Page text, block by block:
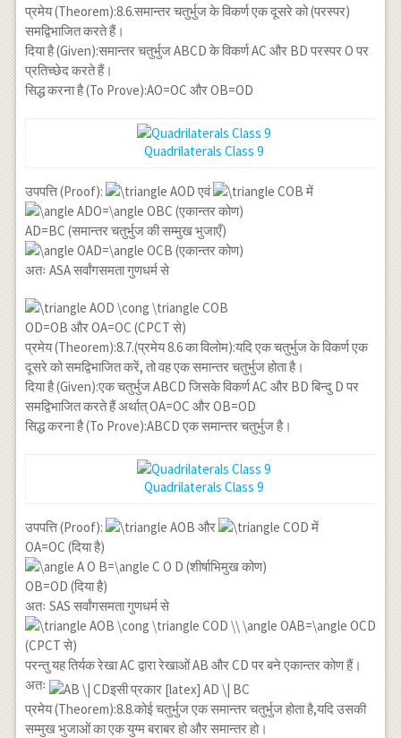
प्रमेय (Theorem):8.6.समान्तर चतुर्भुज के विकर्ण एक दूसरे को (परस्पर)
समद्विभाजित करते हैं।
दिया है (Given):समान्तर चतुर्भुज ABCD के विकर्ण AC और BD परस्पर O पर
प्रतिच्छेद करते हैं।
सिद्ध करना है (To Prove):AO=OC और OB=OD
Quadrilaterals Class 9
उपपत्ति (Proof): एवं
में
(एकान्तर कोण)
AD=BC (समान्तर चतुर्भुज की सम्मुख भुजाएँ)
(एकान्तर कोण)
अतः ASA सर्वांगसमता गुणधर्म से
OD=OB और OA=OC (CPCT से)
प्रमेय (Theorem):8.7.(प्रमेय 8.6 का विलोम):यदि एक चतुर्भुज के विकर्ण एक
दूसरे को समद्विभाजित करें, तो वह एक समान्तर चतुर्भुज होता है।
दिया है (Given):एक चतुर्भुज ABCD जिसके विकर्ण AC और BD बिन्दु D पर
समद्विभाजित करते हैं अर्थात् OA=OC और OB=OD
सिद्ध करना है (To Prove):ABCD एक समान्तर चतुर्भुज है।
Quadrilaterals Class 9
उपपत्ति (Proof): और
में
OA=OC (दिया है)
(शीर्षाभिमुख कोण)
OB=OD (दिया है)
अतः SAS सर्वांगसमता गुणधर्म से
(CPCT से)
परन्तु यह तिर्यक रेखा AC द्वारा रेखाओं AB और CD पर बने एकान्तर कोण हैं।
अतः
प्रमेय (Theorem):8.8.कोई चतुर्भुज एक समान्तर चतुर्भुज होता है,यदि उसकी
सम्मुख भुजाओं का एक युग्म बराबर हो और समान्तर हो।